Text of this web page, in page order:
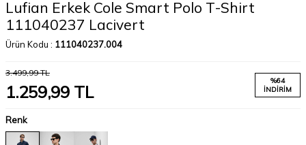
Lufian Erkek Cole Smart Polo T-Shirt
111040237 Lacivert
Ürün Kodu : 111040237.004
3.499,99TL
1.259,99 TL
%64
İNDIRIM
Renk